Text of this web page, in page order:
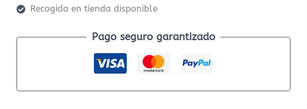
Recogida en tienda disponible
Pago seguro garantizado